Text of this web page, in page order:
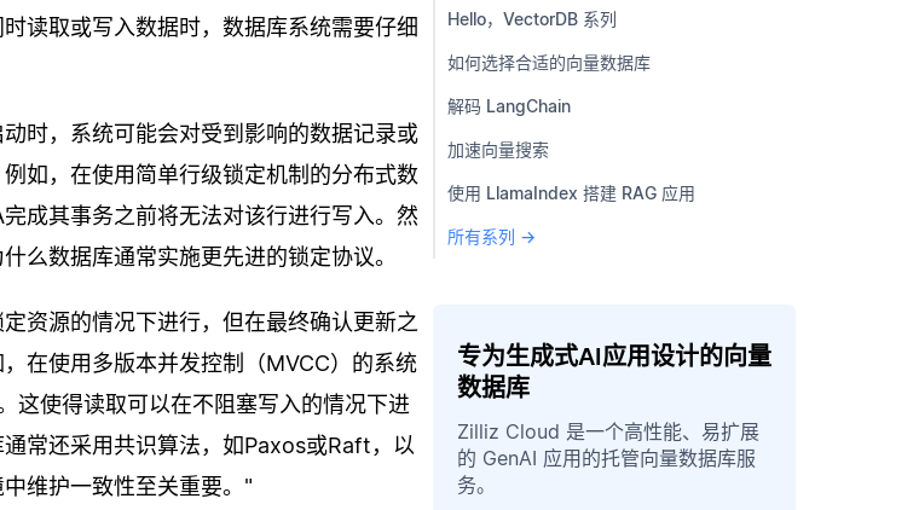
读取或写入数据时，数据库系统需要仔细
时，系统可能会对受到影响的数据记录或
如，在使用简单行级锁定机制的分布式数
成其事务之前将无法对该行进行写入。然
么数据库通常实施更先进的锁定协议。
资源的情况下进行，但在最终确认更新之
在使用多版本并发控制（MVCC）的系统
这使得读取可以在不阻塞写入的情况下进
常还采用共识算法，如Paxos或Raft，以
维护一致性至关重要。"
Hello，VectorDB 系列
如何选择合适的向量数据库
解码 LangChain
加速向量搜索
使用 LlamaIndex 搭建 RAG 应用
所有系列 →
专为生成式AI应用设计的向量
数据库
Zilliz Cloud 是一个高性能、易扩展
的 GenAI 应用的托管向量数据库服
务。